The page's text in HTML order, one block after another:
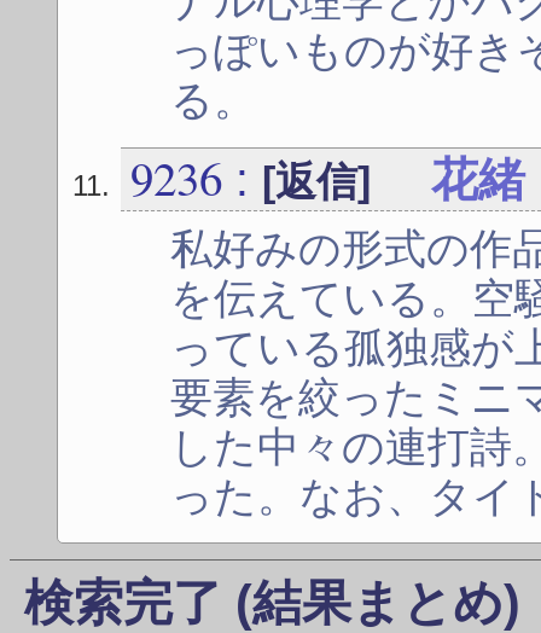
っぽいものが好き
る。
9236 : [返信] 花緒
私好みの形式の作
を伝えている。空
っている孤独感が
要素を絞ったミニ
した中々の連打詩
った。なお、タイ
検索完了 (結果まとめ)